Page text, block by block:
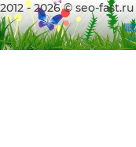
2012 - 2026 © seo-fast.ru